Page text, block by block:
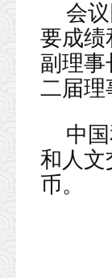
会
要成绩
副理事
二届理
中
和人文
币。